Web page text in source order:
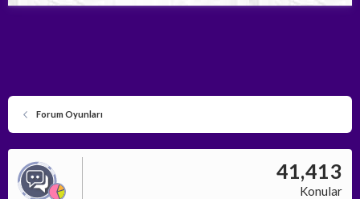
Forum Oyunları
41,413
Konular